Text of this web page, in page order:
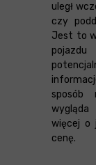
uległ
czy
Jest to
sposób
więcej o
cenę.